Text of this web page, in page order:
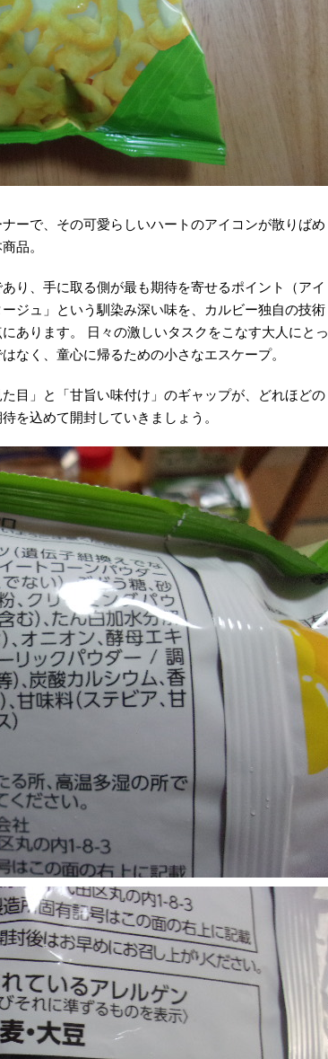
ーで、その可愛らしいハートのアイコンが散りばめ
品。
り、手に取る側が最も期待を寄せるポイント（アイ
ジュ」という馴染み深い味を、カルビー独自の技術
あります。 日々の激しいタスクをこなす大人にとっ
なく、童心に帰るための小さなエスケープ。
目」と「甘旨い味付け」のギャップが、どれほどの
を込めて開封していきましょう。